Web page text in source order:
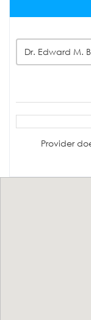
Dr. Edward M.
Provider